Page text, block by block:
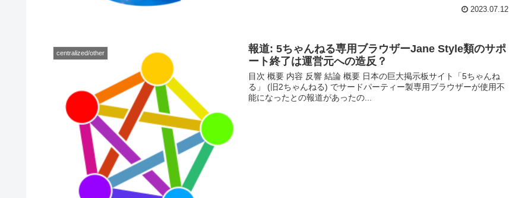
2023.07.12
centralized/other
報道: 5ちゃんねる専用ブラウザーJane Style類のサポ
ート終了は運営元への造反？
目次 概要 内容 反響 結論 概要 日本の巨大掲示板サイト「5ちゃんね
る」 (旧2ちゃんねる) でサードパーティー製専用ブラウザーが使用不
能になったとの報道があったの...